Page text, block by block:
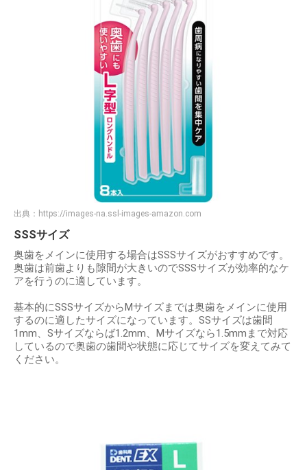
出典： https://images-na.ssl-images-amazon.com
SSSサイズ
奥歯をメインに使用する場合はSSSサイズがおすすめです。
奥歯は前歯よりも隙間が大きいのでSSSサイズが効率的なケ
アを行うのに適しています。
基本的にSSSサイズからMサイズまでは奥歯をメインに使用
するのに適したサイズになっています。SSサイズは歯間
1mm、Sサイズならば1.2mm、Mサイズなら1.5mmまで対応
しているので奥歯の歯間や状態に応じてサイズを変えてみて
ください。